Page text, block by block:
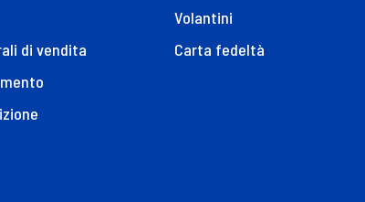
di vendita
Volantini
Carta fedeltà